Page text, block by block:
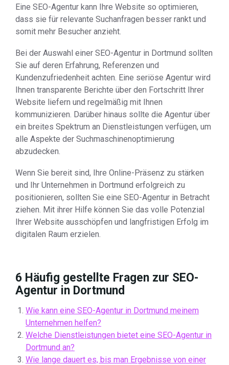
Eine SEO-Agentur kann Ihre Website so optimieren,
dass sie für relevante Suchanfragen besser rankt und
somit mehr Besucher anzieht.
Bei der Auswahl einer SEO-Agentur in Dortmund sollten
Sie auf deren Erfahrung, Referenzen und
Kundenzufriedenheit achten. Eine seriöse Agentur wird
Ihnen transparente Berichte über den Fortschritt Ihrer
Website liefern und regelmäßig mit Ihnen
kommunizieren. Darüber hinaus sollte die Agentur über
ein breites Spektrum an Dienstleistungen verfügen, um
alle Aspekte der Suchmaschinenoptimierung
abzudecken.
Wenn Sie bereit sind, Ihre Online-Präsenz zu stärken
und Ihr Unternehmen in Dortmund erfolgreich zu
positionieren, sollten Sie eine SEO-Agentur in Betracht
ziehen. Mit ihrer Hilfe können Sie das volle Potenzial
Ihrer Website ausschöpfen und langfristigen Erfolg im
digitalen Raum erzielen.
6 Häufig gestellte Fragen zur SEO-
Agentur in Dortmund
Wie kann eine SEO-Agentur in Dortmund meinem
Unternehmen helfen?
Welche Dienstleistungen bietet eine SEO-Agentur in
Dortmund an?
Wie lange dauert es, bis man Ergebnisse von einer